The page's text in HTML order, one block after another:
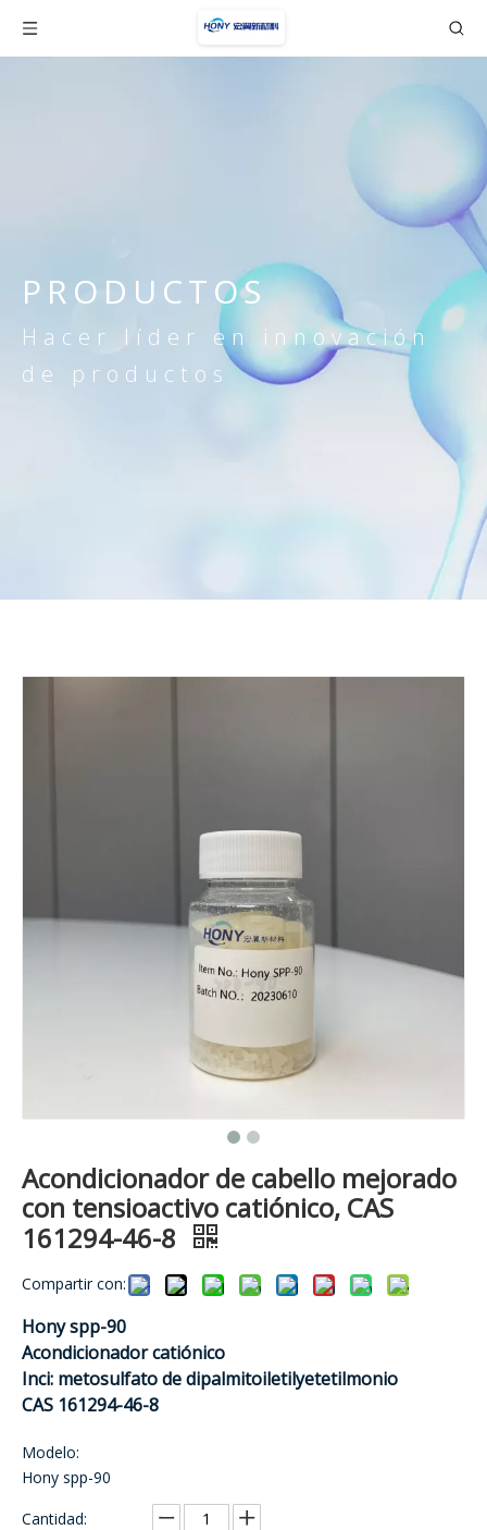
PRODUCTOS
Hacer líder en innovación
de productos
Acondicionador de cabello mejorado
con tensioactivo catiónico, CAS
161294-46-8
Compartir con:
Hony spp-90
Acondicionador catiónico
Inci: metosulfato de dipalmitoiletilyetetilmonio
CAS 161294-46-8
Modelo:
Hony spp-90
Cantidad: